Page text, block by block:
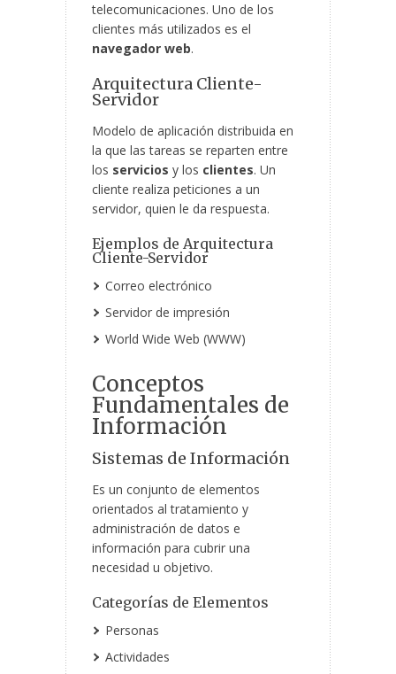
telecomunicaciones. Uno de los
clientes más utilizados es el
navegador web.
Arquitectura Cliente-
Servidor
Modelo de aplicación distribuida en
la que las tareas se reparten entre
los servicios y los clientes. Un
cliente realiza peticiones a un
servidor, quien le da respuesta.
Ejemplos de Arquitectura
Cliente-Servidor
Correo electrónico
Servidor de impresión
World Wide Web (WWW)
Conceptos
Fundamentales de
Información
Sistemas de Información
Es un conjunto de elementos
orientados al tratamiento y
administración de datos e
información para cubrir una
necesidad u objetivo.
Categorías de Elementos
Personas
Actividades